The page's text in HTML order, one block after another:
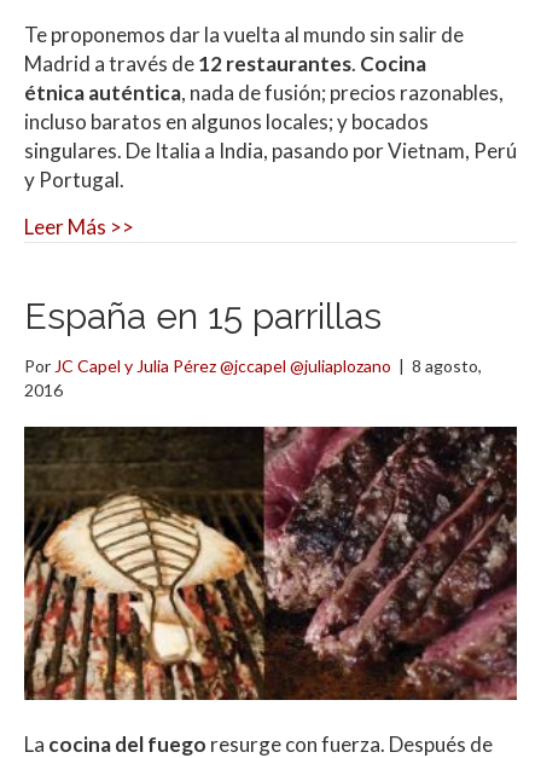
Te proponemos dar la vuelta al mundo sin salir de
Madrid a través de12 restaurantes. Cocina
étnica auténtica, nada de fusión; precios razonables,
incluso baratos en algunos locales; y bocados
singulares. De Italia a India, pasando por Vietnam, Perú
y Portugal.
Leer Más >>
España en 15 parrillas
Por JC Capel y Julia Pérez @jccapel @juliaplozano | 8 agosto,
2016
La cocina del fuego resurge con fuerza. Después de